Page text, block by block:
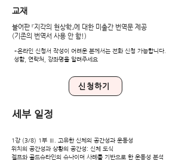
교재
불어판 『지각의 현상학』에 대한 미출간 번역문 제공​
(기존의 번역서 사용 안 함!)
*온라인 신청서 작성이 어려운 분께서는 전화 신청 가능합니다.
성함, 연락처, 강좌명을 알려주세요
신청하기
​세부 일정
1강 (3/8) 1부 Ⅲ. 고유한 신체의 공간성과 운동성
위치의 공간성과 상황의 공간성: 신체 도식
겔프와 골드슈타인의 슈나이더 사례를 기반으로 한 운동성 분석